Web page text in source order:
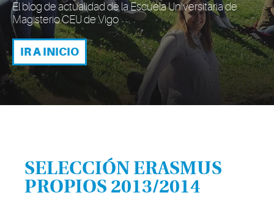
El blog de actualidad de la Escuela Universitaria de
Magisterio CEU de Vigo
IR A INICIO
SELECCIÓN ERASMUS
PROPIOS 2013/2014